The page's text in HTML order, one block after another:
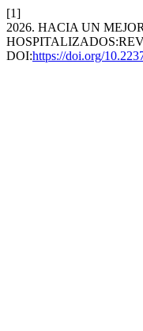
[1]
2026. HACIA UN
DOI:https://doi.org/